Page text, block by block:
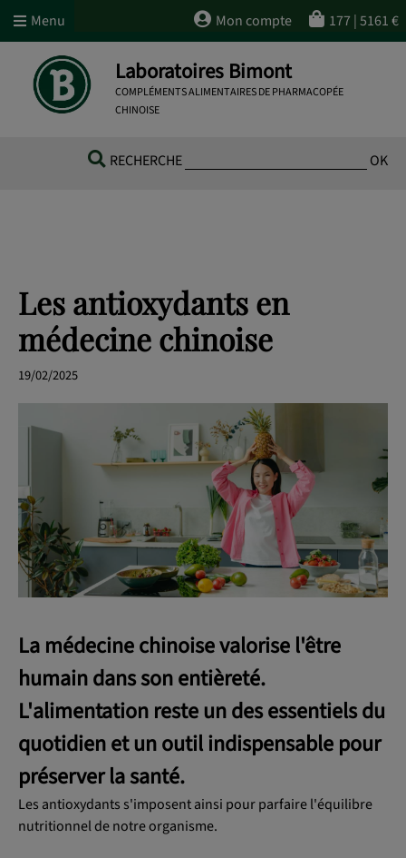
Laboratoires Bimont
COMPLÉMENTS ALIMENTAIRES DE PHARMACOPÉE
CHINOISE
RECHERCHE OK
Les antioxydants en
médecine chinoise
19/02/2025
La médecine chinoise valorise l'être
humain dans son entièreté.
L'alimentation reste un des essentiels du
quotidien et un outil indispensable pour
préserver la santé.
Les antioxydants s'imposent ainsi pour parfaire l'équilibre
nutritionnel de notre organisme.
Menu Mon compte 177|5161€